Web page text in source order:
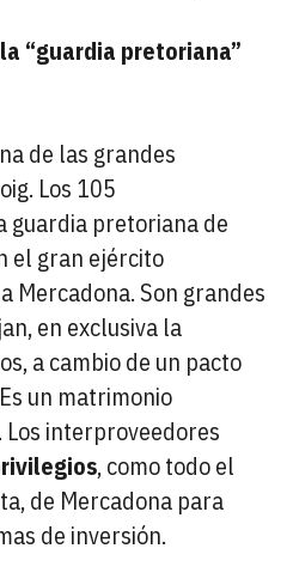
“guardia pretoriana”
de las grandes
Los 105
guardia pretoriana de
el gran ejército
Mercadona. Son grandes
en exclusiva la
a cambio de un pacto
un matrimonio
interproveedores
, como todo el
de Mercadona para
de inversión.